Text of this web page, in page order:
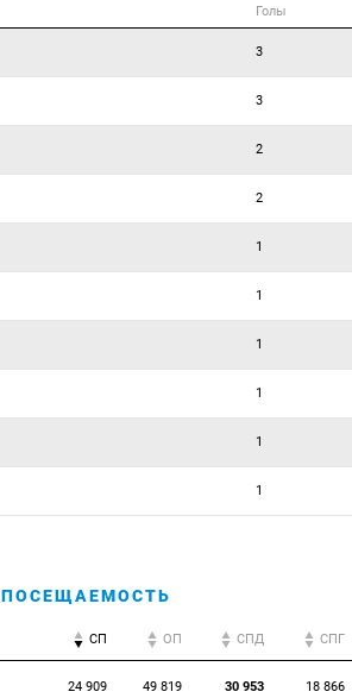
Голы
3
3
2
2
1
1
1
1
1
1
ПОСЕЩАЕМОСТЬ
СП ОП CПД CПГ
24 909 49 819 30 953 18 866